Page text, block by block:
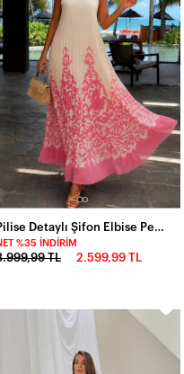
%35 İNDIRIM
TL 2.599,99 TL